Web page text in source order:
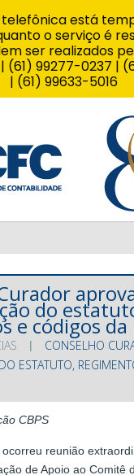
do
e códigos da
CONSELHO
ESTATUTO,
CBPS
reunião
de Apoio ao Comitê
telefônica está
o serviço é
ser realizados
| (61) 99277-0237 |
| (61) 99633-5016